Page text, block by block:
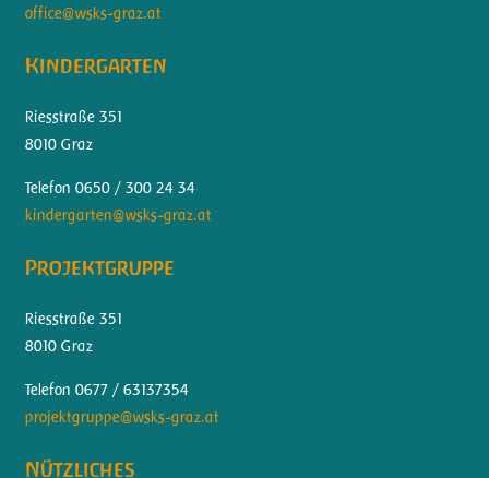
office@wsks-graz.at
Kindergarten
Riesstraße 351
8010 Graz
Telefon 0650 / 300 24 34
kindergarten@wsks-graz.at
Projektgruppe
Riesstraße 351
8010 Graz
Telefon 0677 / 63137354
projektgruppe@wsks-graz.at
Nützliches